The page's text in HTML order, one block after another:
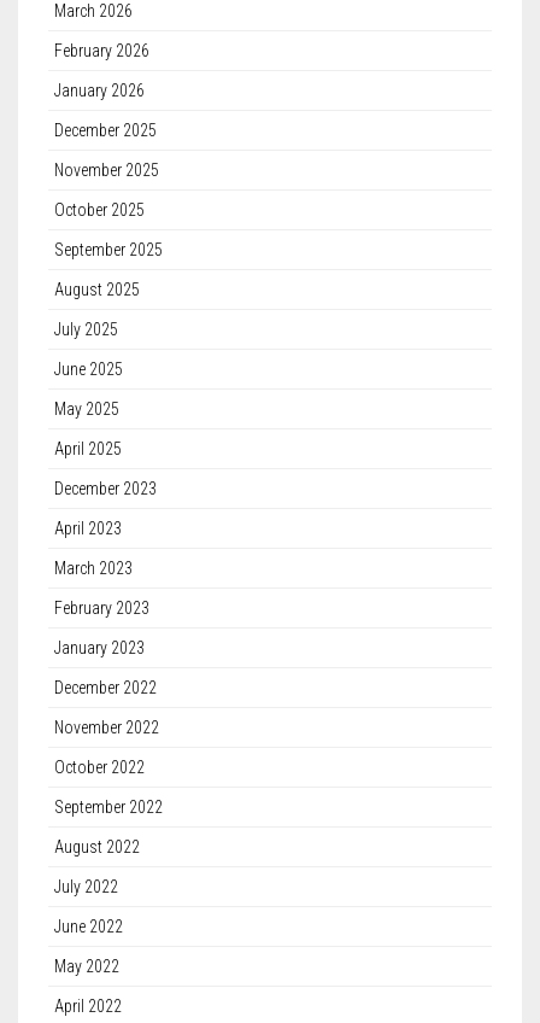
March 2026
February 2026
January 2026
December 2025
November 2025
October 2025
September 2025
August 2025
July 2025
June 2025
May 2025
April 2025
December 2023
April 2023
March 2023
February 2023
January 2023
December 2022
November 2022
October 2022
September 2022
August 2022
July 2022
June 2022
May 2022
April 2022